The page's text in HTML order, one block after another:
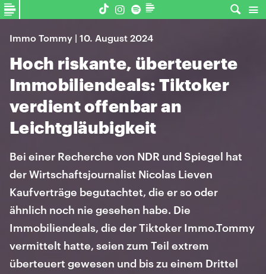
Immo Tommy | 10. August 2024
Hoch riskante, überteuerte
Immobiliendeals: Tiktoker
verdient offenbar an
Leichtgläubigkeit
Bei einer Recherche von NDR und Spiegel hat
der Wirtschaftsjournalist Nicolas Lieven
Kaufverträge begutachtet, die er so oder
ähnlich noch nie gesehen habe. Die
Immobiliendeals, die der Tiktoker Immo.Tommy
vermittelt hatte, seien zum Teil extrem
überteuert gewesen und bis zu einem Drittel